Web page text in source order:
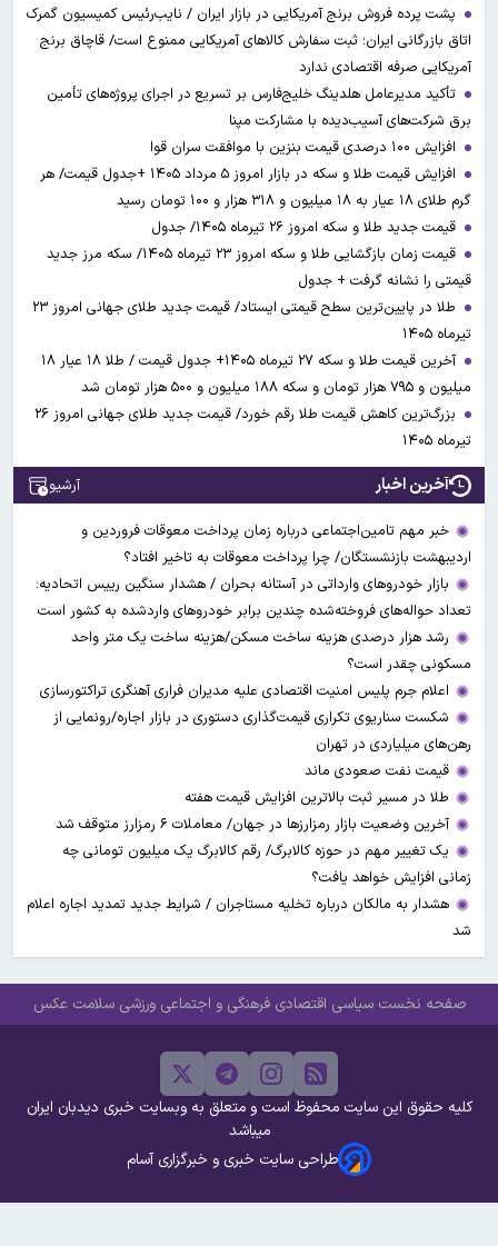
پشت پرده فروش برنج آمریکایی در بازار ایران / نایب‌رئیس کمیسیون گمرک
اتاق بازرگانی ایران؛ ثبت سفارش کالاهای آمریکایی ممنوع است/ قاچاق برنج
آمریکایی صرفه اقتصادی ندارد
تأکید مدیرعامل هلدینگ خلیج‌فارس بر تسریع در اجرای پروژه‌های تأمین
برق شرکت‌های آسیب‌دیده با مشارکت مپنا
افزایش ۱۰۰ درصدی قیمت بنزین با موافقت سران قوا
افزایش قیمت طلا و سکه در بازار امروز ۵ مرداد ۱۴۰۵ +جدول قیمت/ هر
گرم طلای ۱۸ عیار به ۱۸ میلیون و ۳۱۸ هزار و ۱۰۰ تومان رسید
قیمت جدید طلا و سکه امروز ۲۶ تیرماه ۱۴۰۵/ جدول
قیمت زمان بازگشایی طلا و سکه امروز ۲۳ تیرماه ۱۴۰۵/ سکه مرز جدید
قیمتی را نشانه گرفت + جدول
طلا در پایین‌ترین سطح قیمتی ایستاد/ قیمت جدید طلای جهانی امروز ۲۳
تیرماه ۱۴۰۵
آخرین قیمت طلا و سکه ۲۷ تیرماه ۱۴۰۵+ جدول قیمت / طلا ۱۸ عیار ۱۸
میلیون و ۷۹۵ هزار تومان و سکه ۱۸۸ میلیون و ۵۰۰ هزار تومان شد
بزرگ‌ترین کاهش قیمت طلا رقم خورد/ قیمت جدید طلای جهانی امروز ۲۶
تیرماه ۱۴۰۵
آخرین اخبار آرشیو
خبر مهم تامین‌اجتماعی درباره زمان پرداخت معوقات فروردین و
اردیبهشت بازنشستگان/ چرا پرداخت معوقات به تاخیر افتاد؟
بازار خودروهای وارداتی در آستانه بحران / هشدار سنگین رییس اتحادیه:
تعداد حواله‌های فروخته‌شده چندین برابر خودروهای واردشده به کشور است
رشد هزار درصدی هزینه ساخت مسکن/هزینه ساخت یک متر واحد
مسکونی چقدر است؟
اعلام جرم پلیس امنیت اقتصادی علیه مدیران فراری آهنگری تراکتورسازی
شکست سناریوی تکراری قیمت‌گذاری دستوری در بازار اجاره/رونمایی از
رهن‌های میلیاردی در تهران
قیمت نفت صعودی ماند
طلا در مسیر ثبت بالاترین افزایش قیمت هفته
آخرین وضعیت بازار رمزارزها در جهان/ معاملات ۶ رمزارز متوقف شد
یک تغییر مهم در حوزه کالابرگ/ رقم کالابرگ یک میلیون تومانی چه
زمانی افزایش خواهد یافت؟
هشدار به مالکان درباره تخلیه مستاجران / شرایط جدید تمدید اجاره اعلام
شد
صفحه نخست سیاسی اقتصادی فرهنگی و اجتماعی ورزشی سلامت عکس
کلیه حقوق این سایت محفوظ است و متعلق به وبسایت خبری دیدبان ایران
میباشد
طراحی سایت خبری و خبرگزاری آسام